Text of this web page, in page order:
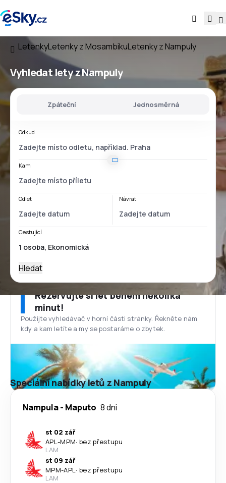
LetenkyLetenky z MosambikuLetenky z Nampuly
Vyhledat letyz Nampuly
Zpáteční Jednosměrná
Odkud
Kam
Odlet Návrat
Cestující
Hledat
Rezervujte si let během několika
minut!
Použijte vyhledávač v horní části stránky. Řekněte nám
kdy a kam letíte a my se postaráme o zbytek.
Speciální nabídky letů z Nampuly
Nampula- Maputo 8 dni
st 02 zář
APL-MPM· bez přestupu
LAM
st 09 zář
MPM-APL· bez přestupu
LAM